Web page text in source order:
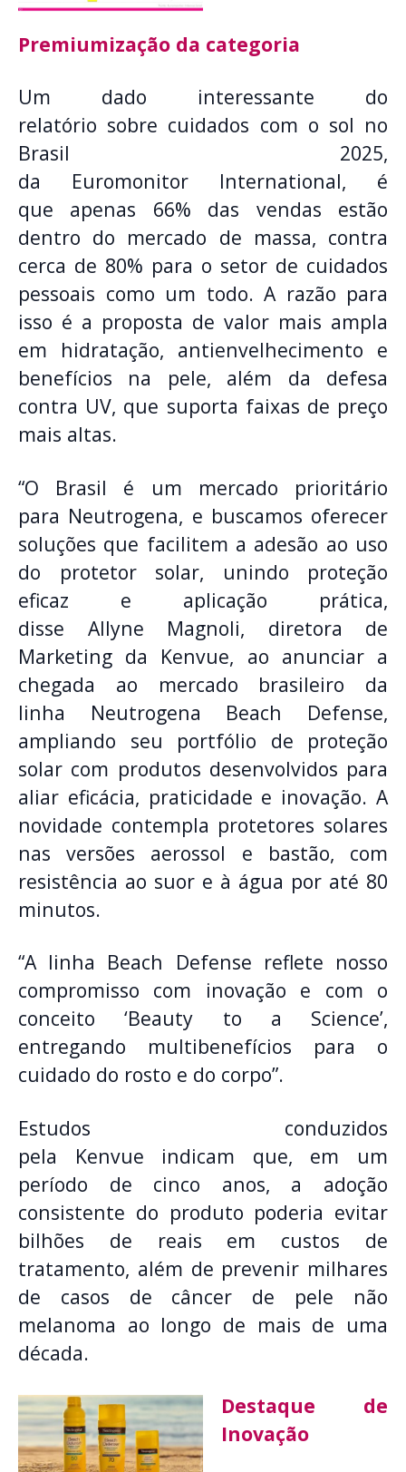
Premiumização da categoria
Um dado interessante do
relatório sobre cuidados com o sol no
Brasil 2025,
da Euromonitor International, é
que apenas 66% das vendas estão
dentro do mercado de massa, contra
cerca de 80% para o setor de cuidados
pessoais como um todo. A razão para
isso é a proposta de valor mais ampla
em hidratação, antienvelhecimento e
benefícios na pele, além da defesa
contra UV, que suporta faixas de preço
mais altas.
“O Brasil é um mercado prioritário
para Neutrogena, e buscamos oferecer
soluções que facilitem a adesão ao uso
do protetor solar, unindo proteção
eficaz e aplicação prática,
disse Allyne Magnoli, diretora de
Marketing da Kenvue, ao anunciar a
chegada ao mercado brasileiro da
linha Neutrogena Beach Defense,
ampliando seu portfólio de proteção
solar com produtos desenvolvidos para
aliar eficácia, praticidade e inovação. A
novidade contempla protetores solares
nas versões aerossol e bastão, com
resistência ao suor e à água por até 80
minutos.
“A linha Beach Defense reflete nosso
compromisso com inovação e com o
conceito ‘Beauty to a Science’,
entregando multibenefícios para o
cuidado do rosto e do corpo”.
Estudos conduzidos
pela Kenvue indicam que, em um
período de cinco anos, a adoção
consistente do produto poderia evitar
bilhões de reais em custos de
tratamento, além de prevenir milhares
de casos de câncer de pele não
melanoma ao longo de mais de uma
década.
Destaque de
Inovação